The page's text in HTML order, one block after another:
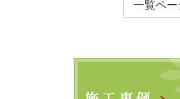
一覧ペー